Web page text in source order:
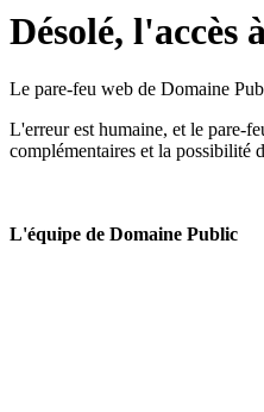
Désolé, l'accès
Le pare-feu web de Domaine
L'erreur est humaine, et le pare-
complémentaires et la possibilité
L'équipe de Domaine Public